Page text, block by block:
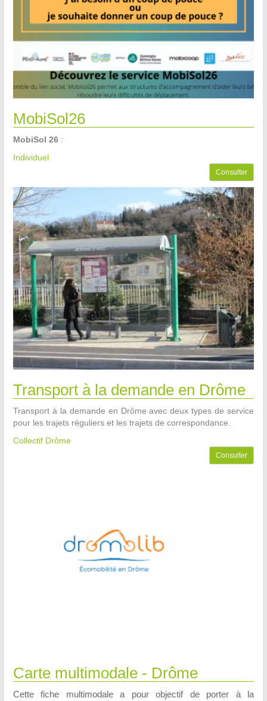
MobiSol26
MobiSol 26 :
Individuel
Consulter
Transport à la demande en Drôme
Transport à la demande en Drôme avec deux types de service
pour les trajets réguliers et les trajets de correspondance.
Collectif Drôme
Consulter
Carte multimodale - Drôme
Cette fiche multimodale a pour objectif de porter à la